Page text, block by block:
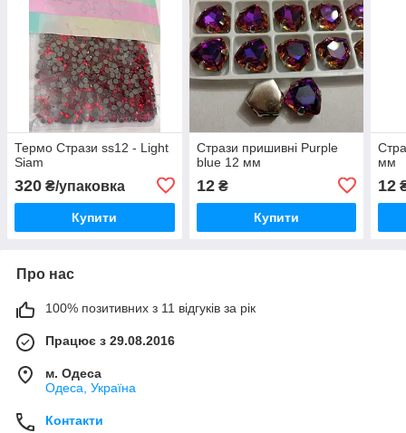
Термо Стрази ss12 - Light
Siam
320 ₴/упаковка
Купити
Стрази пришивні Purple
blue 12 мм
12₴
Купити
мм
12
Про нас
100% позитивних з 11 відгуків за рік
Працює з 29.08.2016
м. Одеса
Одеса, Україна
Контакти